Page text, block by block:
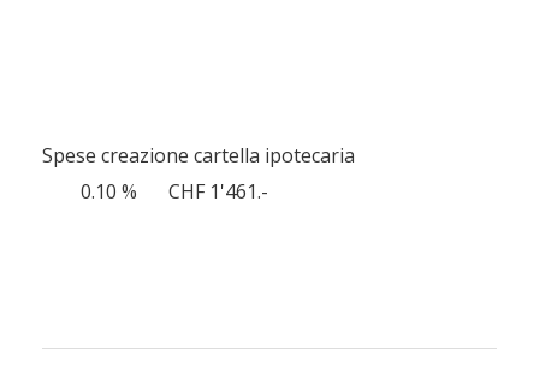
Spese creazione cartella ipotecaria
0.10 %
CHF 1'461.-